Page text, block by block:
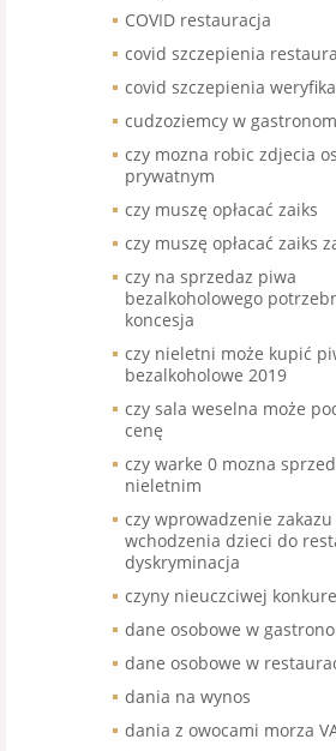
COVID restauracja
covid szczepienia
covid szczepienia
cudzoziemcy w
czy mozna robic zdjecia
prywatnym
czy muszę opłacać zaiks
czy muszę opłacać zaiks
czy na sprzedaz piwa
bezalkoholowego
koncesja
czy nieletni może kupić
bezalkoholowe 2019
czy sala weselna może
cenę
czy warke 0 mozna
nieletnim
czy wprowadzenie zakazu
wchodzenia dzieci do
dyskryminacja
czyny nieuczciwej
dane osobowe w
dane osobowe w
dania na wynos
dania z owocami morza